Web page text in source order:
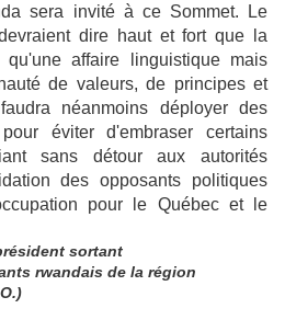
sera invité à ce Sommet. Le
dire haut et fort que la
affaire linguistique mais
de valeurs, de principes et
néanmoins déployer des
éviter d'embraser certains
sans détour aux autorités
des opposants politiques
pour le Québec et le
sortant
rwandais de la région